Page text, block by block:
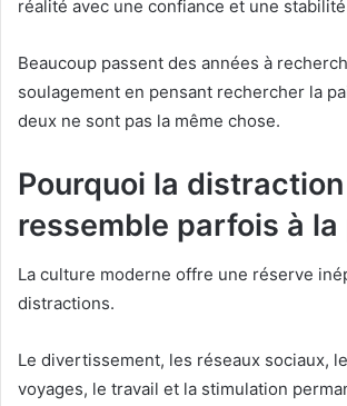
réalité avec une confiance et une
Beaucoup passent des années à
soulagement en pensant rechercher la
deux ne sont pas la même chose.
Pourquoi la distraction
ressemble parfois à la
La culture moderne offre une réserve
distractions.
Le divertissement, les réseaux sociaux,
voyages, le travail et la stimulation